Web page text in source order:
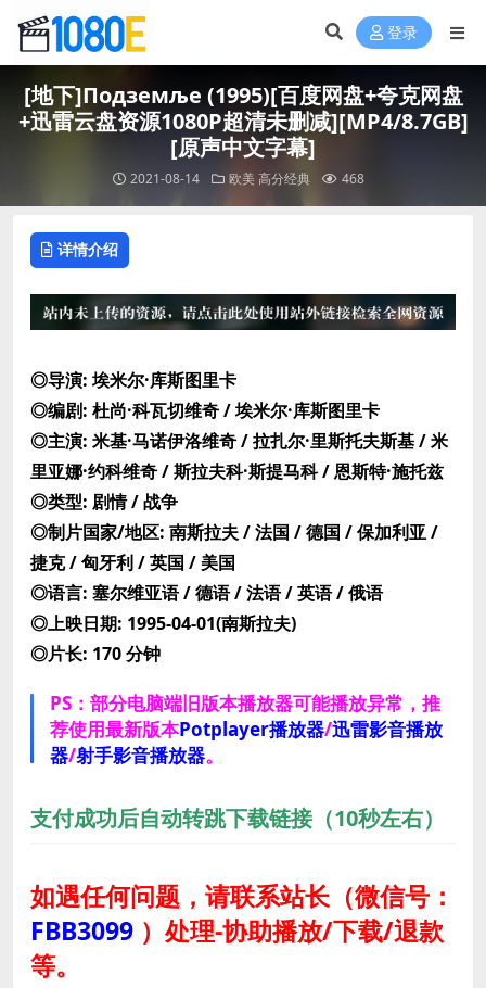
登录
[地下]Подземље (1995)[百度网盘+夸克网盘
+迅雷云盘资源1080P超清未删减][MP4/8.7GB]
[原声中文字幕]
2021-08-14 欧美高分经典 468
详情介绍
◎导演: 埃米尔·库斯图里卡
◎编剧: 杜尚·科瓦切维奇 / 埃米尔·库斯图里卡
◎主演: 米基·马诺伊洛维奇 / 拉扎尔·里斯托夫斯基 / 米
里亚娜·约科维奇 / 斯拉夫科·斯提马科 / 恩斯特·施托兹
◎类型: 剧情 / 战争
◎制片国家/地区: 南斯拉夫 / 法国 / 德国 / 保加利亚 /
捷克 / 匈牙利 / 英国 / 美国
◎语言: 塞尔维亚语 / 德语 / 法语 / 英语 / 俄语
◎上映日期: 1995-04-01(南斯拉夫)
◎片长: 170 分钟
PS：部分电脑端旧版本播放器可能播放异常，推
荐使用最新版本Potplayer播放器/迅雷影音播放
器/射手影音播放器。
支付成功后自动转跳下载链接（10秒左右）
如遇任何问题，请联系站长（微信号：
FBB3099 ） 处理-协助播放/下载/退款
等。